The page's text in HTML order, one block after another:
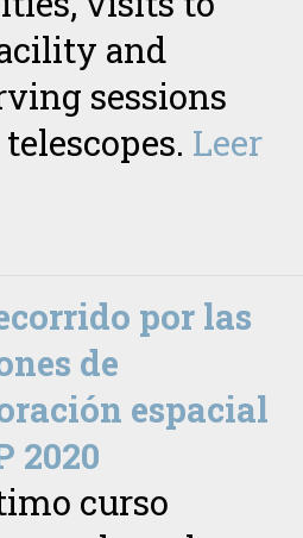
and
sessions
Leer
por las
de
espacial
2020
curso